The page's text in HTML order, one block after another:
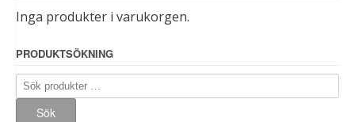
Inga produkter i varukorgen.
PRODUKTSÖKNING
Sök
efter:
Sök